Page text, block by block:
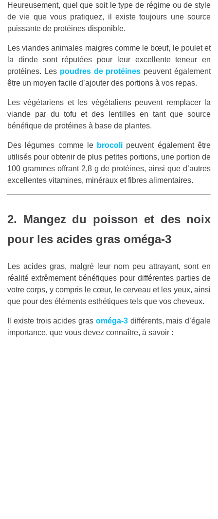
Heureusement, quel que soit le type de régime ou de style
de vie que vous pratiquez, il existe toujours une source
puissante de protéines disponible.
Les viandes animales maigres comme le bœuf, le poulet et
la dinde sont réputées pour leur excellente teneur en
protéines. Les poudres de protéines peuvent également
être un moyen facile d’ajouter des portions à vos repas.
Les végétariens et les végétaliens peuvent remplacer la
viande par du tofu et des lentilles en tant que source
bénéfique de protéines à base de plantes.
Des légumes comme le brocoli peuvent également être
utilisés pour obtenir de plus petites portions, une portion de
100 grammes offrant 2,8 g de protéines, ainsi que d’autres
excellentes vitamines, minéraux et fibres alimentaires.
2. Mangez du poisson et des noix
pour les acides gras oméga-3
Les acides gras, malgré leur nom peu attrayant, sont en
réalité extrêmement bénéfiques pour différentes parties de
votre corps, y compris le cœur, le cerveau et les yeux, ainsi
que pour des éléments esthétiques tels que vos cheveux.
Il existe trois acides gras oméga-3différents, mais d’égale
importance, que vous devez connaître, à savoir :